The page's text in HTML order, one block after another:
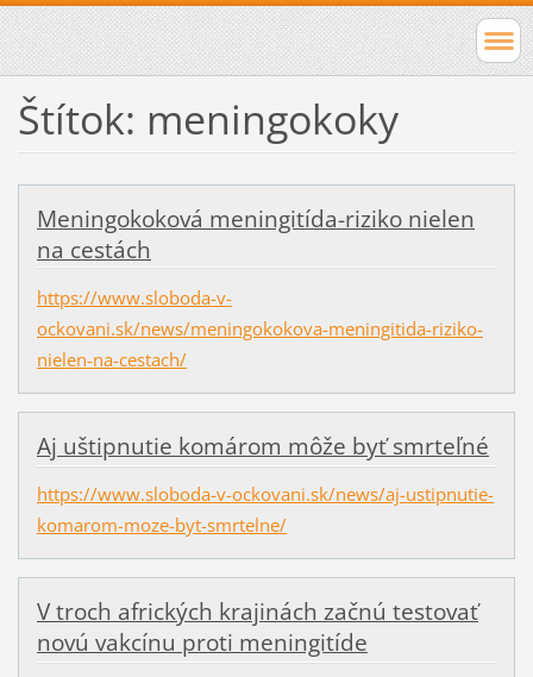
Štítok: meningokoky
Meningokoková meningitída-riziko nielen
na cestách
https://www.sloboda-v-
ockovani.sk/news/meningokokova-meningitida-riziko-
nielen-na-cestach/
Aj uštipnutie komárom môže byť smrteľné
https://www.sloboda-v-ockovani.sk/news/aj-ustipnutie-
komarom-moze-byt-smrtelne/
V troch afrických krajinách začnú testovať
novú vakcínu proti meningitíde